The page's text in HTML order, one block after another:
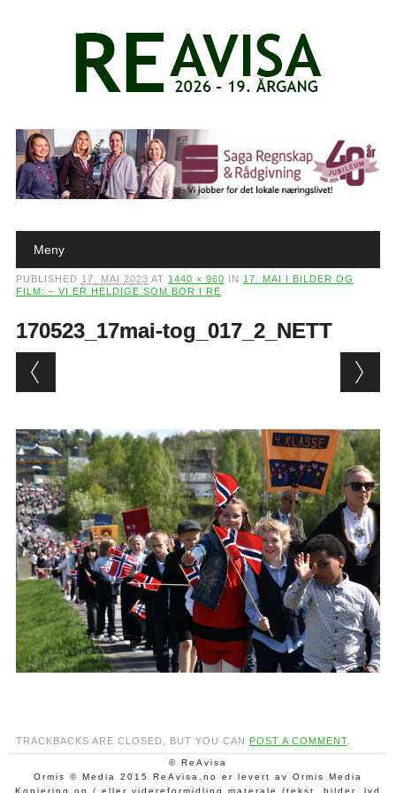
Main menu
Meny
PUBLISHED 17. MAI 2023 AT 1440 × 960 IN 17. MAI I BILDER OG
FILM: – VI ER HELDIGE SOM BOR I RE
170523_17mai-tog_017_2_NETT
TRACKBACKS ARE CLOSED, BUT YOU CAN POST A COMMENT.
© ReAvisa
Ormis © Media 2015 ReAvisa.no er levert av Ormis Media
Kopiering og / eller videreformidling materale (tekst, bilder, lyd